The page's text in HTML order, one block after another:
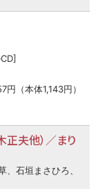
円（本体1,143円）
正夫他）／まり
、石垣まさひろ、